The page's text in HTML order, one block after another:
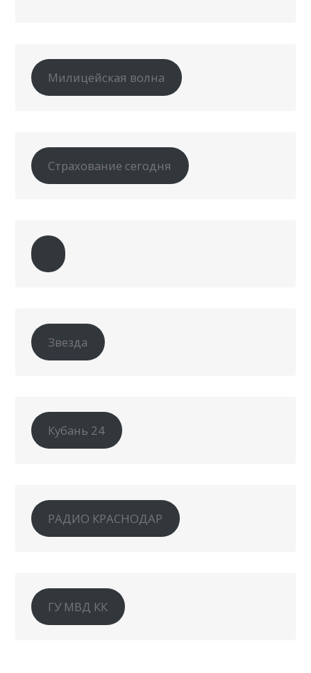
Милицейская волна
Страхование сегодня
Звезда
Кубань 24
РАДИО КРАСНОДАР
ГУ МВД КК